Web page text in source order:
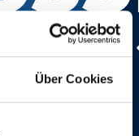
Über Cookies